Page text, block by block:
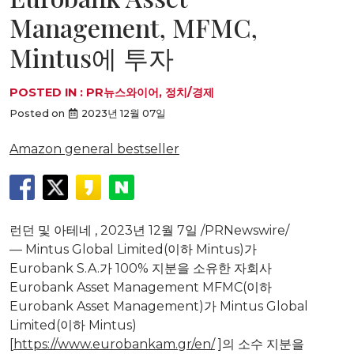
Management, MFMC,
Mintus에 투자
POSTED IN : PR뉴스와이어, 정치/경제
Posted on 2023년 12월 07일
Amazon general bestseller
런던 및 아테네 , 2023년 12월 7일 /PRNewswire/
— Mintus Global Limited(이하 Mintus)가
Eurobank S.A.가 100% 지분을 소유한 자회사
Eurobank Asset Management MFMC(이하
Eurobank Asset Management)가 Mintus Global
Limited(이하 Mintus)
[https://www.eurobankam.gr/en/]의 소수 지분을